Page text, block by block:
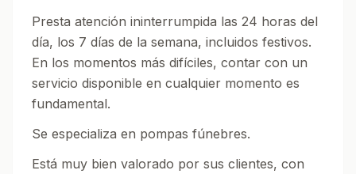
Presta atención ininterrumpida las 24 horas del
día, los 7 días de la semana, incluidos festivos.
En los momentos más difíciles, contar con un
servicio disponible en cualquier momento es
fundamental.
Se especializa en pompas fúnebres.
Está muy bien valorado por sus clientes, con